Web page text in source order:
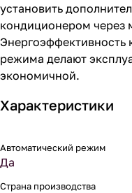
установить
кондиционером через
Энергоэффективность
режима делают
экономичной.
Характеристики
Автоматический режим
Да
Страна производства